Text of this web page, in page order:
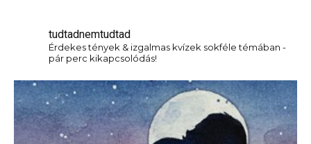
tudtadnemtudtad
Érdekes tények & izgalmas kvízek sokféle témában -
pár perc kikapcsolódás!